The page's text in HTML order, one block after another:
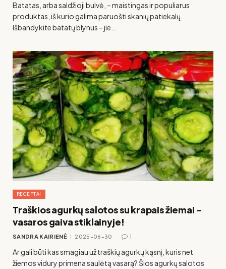
Batatas, arba saldžioji bulvė, – maistingas ir populiarus
produktas, iš kurio galima paruošti skanių patiekalų.
Išbandykite batatų blynus – jie…
RECEPTAI
Traškios agurkų salotos su krapais žiemai –
vasaros gaiva stiklainyje!
SANDRA KAIRIENĖ 2025-06-30 1
Ar gali būti kas smagiau už traškių agurkų kąsnį, kuris net
žiemos vidury primena saulėtą vasarą? Šios agurkų salotos